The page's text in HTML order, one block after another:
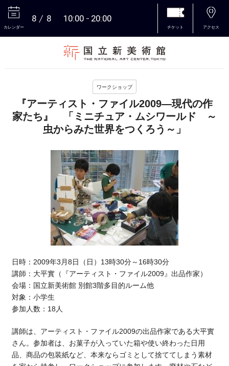
カレンダー
8 8 10:00 20:00
チケット アクセス
ワークショップ
『アーティスト・ファイル2009―現代の作
家たち』 「ミニチュア・ムシワールド ～
虫からみた世界をつくろう～」
日時：2009年3月8日（日）13時30分～16時30分
講師：大平實（『アーティスト・ファイル2009』出品作家）
会場：国立新美術館 別館3階多目的ルーム他
対象：小学生
参加人数：18人
講師は、アーティスト・ファイル2009の出品作家である大平實
さん。参加者は、お菓子が入っていた箱や使い終わった日用
品、商品の包装紙など、本来ならゴミとして捨ててしまう素材